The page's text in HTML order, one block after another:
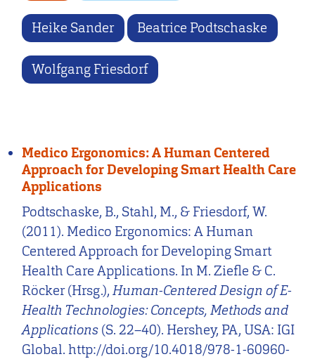
Heike Sander Beatrice Podtschaske
Wolfgang Friesdorf
Medico Ergonomics: A Human Centered
Approach for Developing Smart Health Care
Applications
Podtschaske, B., Stahl, M., & Friesdorf, W.
(2011). Medico Ergonomics: A Human
Centered Approach for Developing Smart
Health Care Applications. In M. Ziefle & C.
Röcker (Hrsg.),Human-Centered Design of E-
Health Technologies: Concepts, Methods and
Applications (S. 22–40). Hershey, PA, USA: IGI
Global. http://doi.org/10.4018/978-1-60960-